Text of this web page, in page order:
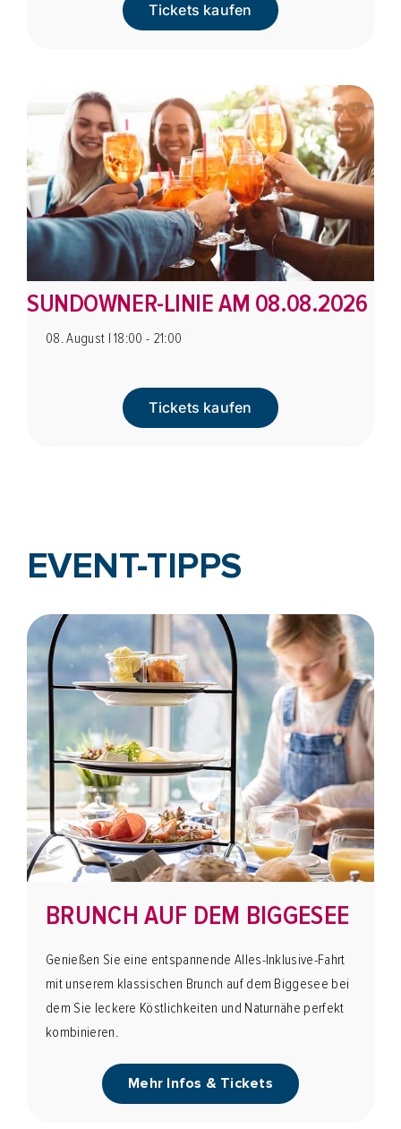
Tickets kaufen
SUNDOWNER-LINIE AM 08.08.2026
08. August | 18:00 - 21:00
Tickets kaufen
EVENT-TIPPS
BRUNCH AUF DEM BIGGESEE
Genießen Sie eine entspannende Alles-Inklusive-Fahrt
mit unserem klassischen Brunch auf dem Biggesee bei
dem Sie leckere Köstlichkeiten und Naturnähe perfekt
kombinieren.
Mehr Infos & Tickets